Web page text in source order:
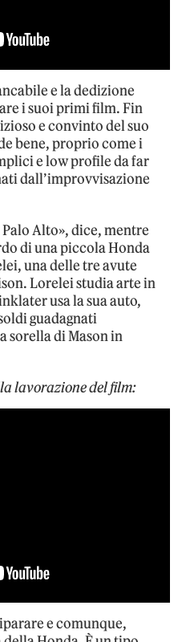
e la dedizione
i suoi primi film. Fin
e convinto del suo
bene, proprio come i
e low profile da far
dall’improvvisazione
Alto», dice, mentre
di una piccola Honda
una delle tre avute
Lorelei studia arte in
usa la sua auto,
guadagnati
sorella di Mason in
lavorazione del film:
e comunque,